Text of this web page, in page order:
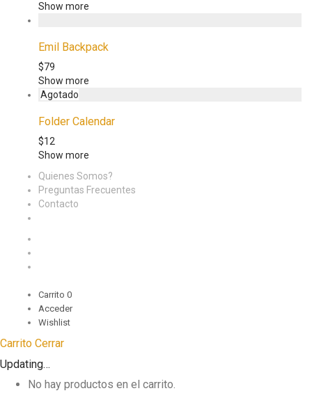
Show more
Emil Backpack
$79
Show more
Folder Calendar
$12
Show more
Quienes Somos?
Preguntas Frecuentes
Contacto
Carrito 0
Acceder
Wishlist
Carrito Cerrar
Updating…
No hay productos en el carrito.